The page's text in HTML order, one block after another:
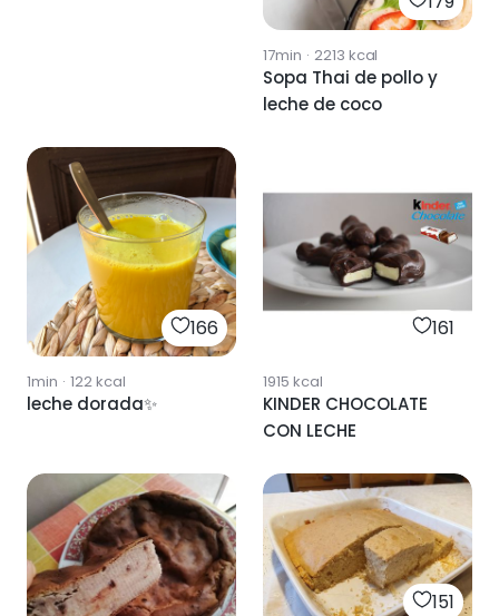
17min · 2213 kcal
Sopa Thai de pollo y
leche de coco
166
1min · 122kcal
leche dorada✨
161
1915 kcal
KINDER CHOCOLATE
CON LECHE
151